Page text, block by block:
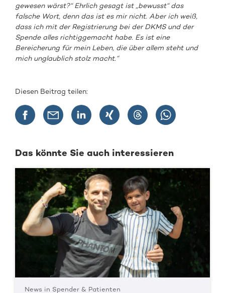
gewesen wärst?“ Ehrlich gesagt ist „bewusst“ das
falsche Wort, denn das ist es mir nicht. Aber ich weiß,
dass ich mit der Registrierung bei der DKMS und der
Spende alles richtiggemacht habe. Es ist eine
Bereicherung für mein Leben, die über allem steht und
mich unglaublich stolz macht.“
Diesen Beitrag teilen:
Das könnte Sie auch interessieren
News in Spender & Patienten